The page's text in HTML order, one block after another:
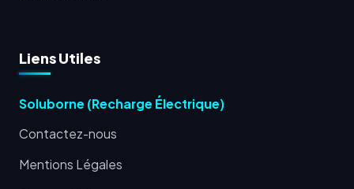
Liens Utiles
Soluborne (Recharge Électrique)
Contactez-nous
Mentions Légales